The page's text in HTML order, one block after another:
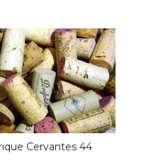
Cervantes 44